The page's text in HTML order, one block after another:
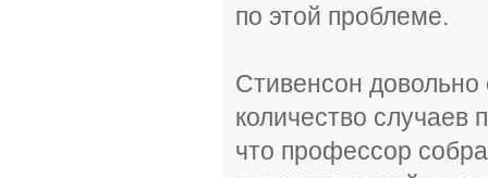
по этой проблеме.
Стивенсон довольно
количество случаев
что профессор